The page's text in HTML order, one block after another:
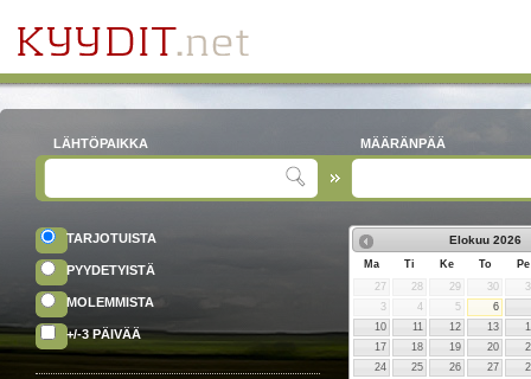
LÄHTÖPAIKKA MÄÄRÄNPÄÄ
TARJOTUISTA
PYYDETYISTÄ
MOLEMMISTA
+/-3 PÄIVÄÄ
Elokuu 2026
Ma Ti Ke To
Pe
27
28 29 30
3
4 5
6
10
11 12 13
17
18 19 20
24
25 26 27